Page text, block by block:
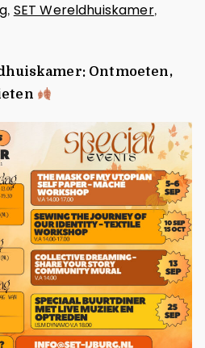
, SET Wereldhuiskamer,
Ontmoeten,